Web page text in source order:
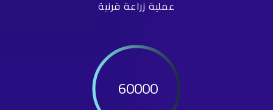
عملية زراعة قرنية
60000